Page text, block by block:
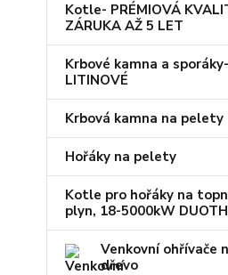
Kotle- PRÉMIOVÁ
ZÁRUKA AŽ 5 LET
Krbové kamna a sporáky-
LITINOVÉ
Krbová kamna na pelety
Hořáky na pelety
Kotle pro hořáky na
plyn, 18-5000kW
Venkovní ohřívače
dřevo